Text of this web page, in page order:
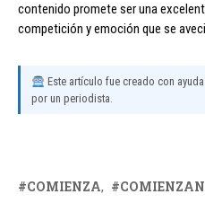
contenido promete ser una
competición y emoción que se
Este artículo fue creado con
por un periodista.
COMIENZA COMIENZAN